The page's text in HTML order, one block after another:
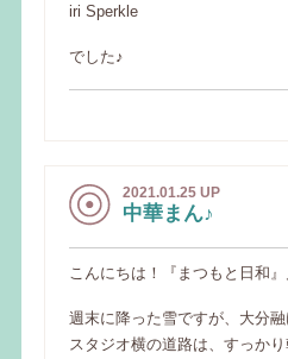
iri Sperkle
でした♪
2021.01.25 UP
中華まん♪
こんにちは！『まつもと日和
週末に降った雪ですが、大分融
スタジオ横の道路は、すっかり